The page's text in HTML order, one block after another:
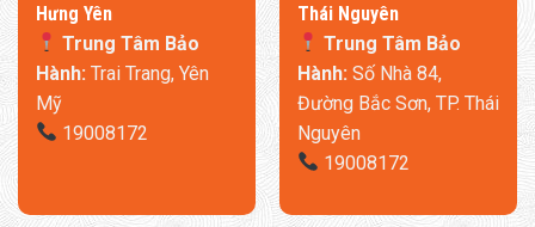
​Hưng Yên
Trung Tâm Bảo
Hành:Trai Trang, Yên
Mỹ
19008172
Thái Nguyên
Trung Tâm Bảo
Hành:Số Nhà 84,
Đường Bắc Sơn, TP. Thái
Nguyên
19008172